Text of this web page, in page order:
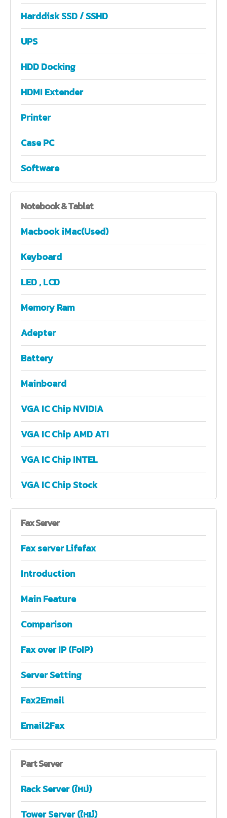
Harddisk SSD / SSHD
UPS
HDD Docking
HDMI Extender
Printer
Case PC
Software
Notebook& Tablet
Macbook iMac(Used)
Keyboard
LED , LCD
Memory Ram
Adepter
Battery
Mainboard
VGA IC Chip NVIDIA
VGA IC Chip AMD ATI
VGA IC Chip INTEL
VGA IC Chip Stock
FaxServer
Fax server Lifefax
Introduction
Main Feature
Comparison
Fax over IP (FoIP)
Server Setting
Fax2Email
Email2Fax
PartServer
Rack Server (ใหม่)
Tower Server (ใหม่)